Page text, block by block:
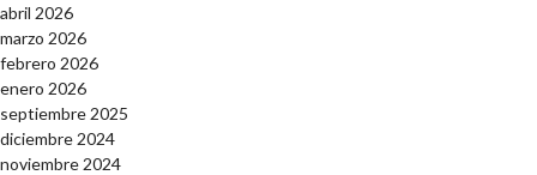
abril 2026
marzo 2026
febrero 2026
enero 2026
septiembre 2025
diciembre 2024
noviembre 2024